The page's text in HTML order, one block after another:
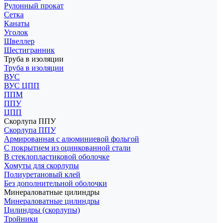
Рулонный прокат
Сетка
Канаты
Уголок
Швеллер
Шестигранник
Труба в изоляции
Труба в изоляции
ВУС
ВУС ЦПП
ППМ
ППУ
ЦПП
Скорлупа ППУ
Скорлупа ППУ
Армированная с алюминиевой фольгой
С покрытием из оцинкованной стали
В стеклопластиковой оболочке
Хомуты для скорлупы
Полиуретановый клей
Без дополнительной оболочки
Минераловатные цилиндры
Минераловатные цилиндры
Цилиндры (скорлупы)
Тройники